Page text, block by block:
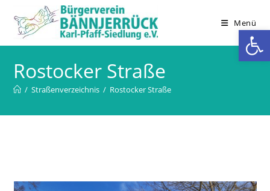
Inhalt
springen
Menü
Rostocker Straße
/ Straßenverzeichnis / Rostocker Straße